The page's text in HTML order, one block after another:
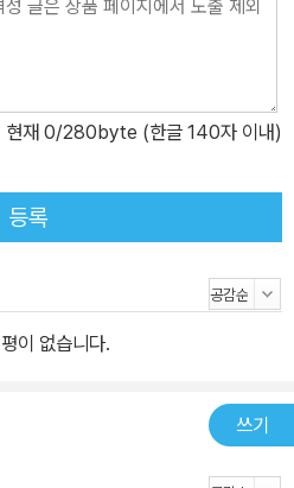
것이다.
현재 0/280byte (한글 140자 이내)
등록
이 없습니다.
쓰기